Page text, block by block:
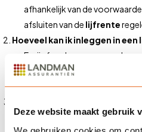
Deze website maakt gebruik
afhankelijk van de
afsluiten van de lijfrente
Hoeveel kan ik inleggen in
Er zijn fiscale grenzen aan
van je inkomen en je
graag om dit precies uit te
Het afkopen van eenlijfrente